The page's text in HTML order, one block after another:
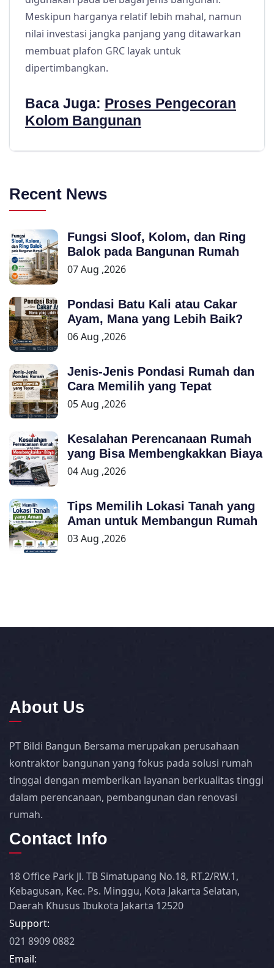
Meskipun harganya relatif lebih mahal, namun
nilai investasi jangka panjang yang ditawarkan
membuat plafon GRC layak untuk
dipertimbangkan.
Baca Juga: Proses Pengecoran
Kolom Bangunan
Recent News
Fungsi Sloof, Kolom, dan Ring
Balok pada Bangunan Rumah
07 Aug ,2026
Pondasi Batu Kali atau Cakar
Ayam, Mana yang Lebih Baik?
06 Aug ,2026
Jenis-Jenis Pondasi Rumah dan
Cara Memilih yang Tepat
05 Aug ,2026
Kesalahan Perencanaan Rumah
yang Bisa Membengkakkan Biaya
04 Aug ,2026
Tips Memilih Lokasi Tanah yang
Aman untuk Membangun Rumah
03 Aug ,2026
About Us
PT Bildi Bangun Bersama merupakan perusahaan
kontraktor bangunan yang fokus pada solusi rumah
tinggal dengan memberikan layanan berkualitas tinggi
dalam perencanaan, pembangunan dan renovasi
rumah.
Contact Info
18 Office Park Jl. TB Simatupang No.18, RT.2/RW.1,
Kebagusan, Kec. Ps. Minggu, Kota Jakarta Selatan,
Daerah Khusus Ibukota Jakarta 12520
Support:
021 8909 0882
Email: